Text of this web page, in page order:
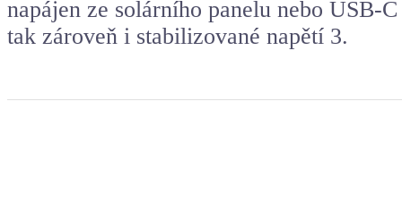
napájen ze solárního panelu nebo USB-
tak zároveň i stabilizované napětí 3.